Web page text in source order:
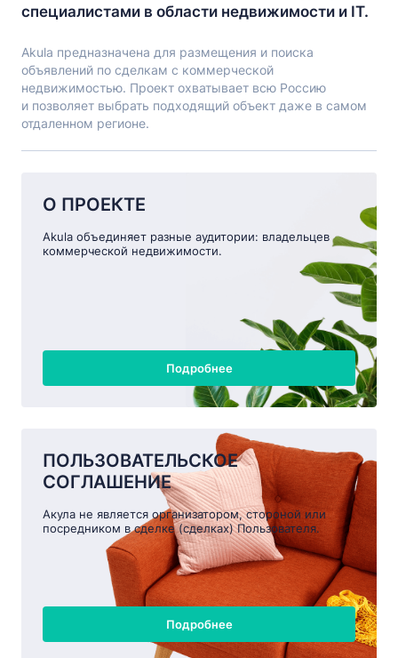
специалистами в области недвижимости и IT.
Akula предназначена для размещения и поиска
объявлений по сделкам с коммерческой
недвижимостью. Проект охватывает всю Россию
и позволяет выбрать подходящий объект даже в самом
отдаленном регионе.
О ПРОЕКТЕ
Akula объединяет разные аудитории: владельцев
коммерческой недвижимости.
Подробнее
ПОЛЬЗОВАТЕЛЬСКОЕ
СОГЛАШЕНИЕ
Акула не является организатором, стороной или
посредником в сделке (сделках) Пользователя.
Подробнее